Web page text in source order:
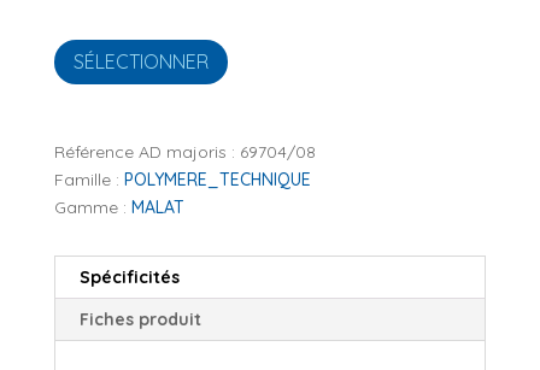
SÉLECTIONNER
Référence AD majoris : 69704/08
Famille : POLYMERE_TECHNIQUE
Gamme : MALAT
Spécificités
Fiches produit